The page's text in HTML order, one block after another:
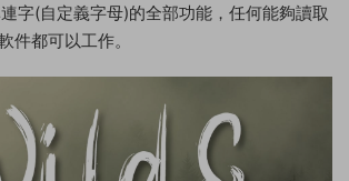
字(自定義字母)的全部功能，任何能夠讀取
件都可以工作。